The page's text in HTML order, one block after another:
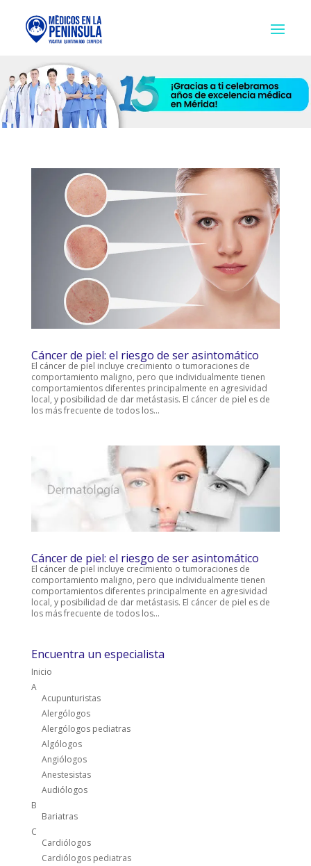
Cáncer de piel: el riesgo de ser asintomático
El cáncer de piel incluye crecimiento o tumoraciones de
comportamiento maligno, pero que individualmente tienen
comportamientos diferentes principalmente en agresividad
local, y posibilidad de dar metástasis. El cáncer de piel es de
los más frecuente de todos los...
Cáncer de piel: el riesgo de ser asintomático
El cáncer de piel incluye crecimiento o tumoraciones de
comportamiento maligno, pero que individualmente tienen
comportamientos diferentes principalmente en agresividad
local, y posibilidad de dar metástasis. El cáncer de piel es de
los más frecuente de todos los...
Encuentra un especialista
Inicio
A
Acupunturistas
Alergólogos
Alergólogos pediatras
Algólogos
Angiólogos
Anestesistas
Audiólogos
B
Bariatras
C
Cardiólogos
Cardiólogos pediatras